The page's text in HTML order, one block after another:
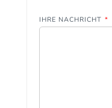
IHRE NACHRICHT *